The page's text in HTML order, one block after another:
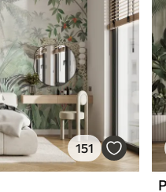
151